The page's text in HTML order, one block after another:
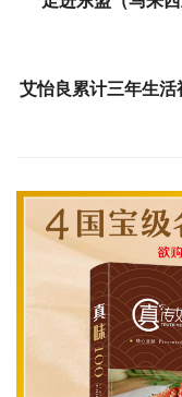
艾怡良累计三年生